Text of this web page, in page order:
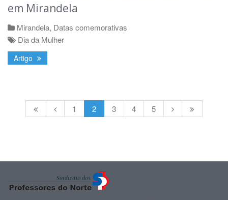
em Mirandela
Mirandela, Datas comemorativas
Dia da Mulher
Artigo
1 2 3 4 5